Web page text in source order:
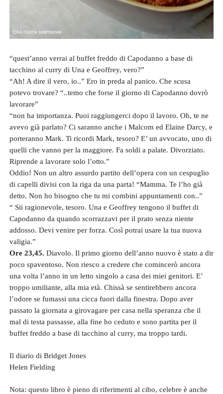
“quest’anno verrai al buffet freddo di Capodanno a base di
tacchino al curry di Una e Geoffrey, vero?”
“Ah! A dire il vero, io..” Ero in preda al panico. Che scusa
potevo trovare? “..temo che forse il giorno di Capodanno dovrò
lavorare”
“non ha importanza. Puoi raggiungerci dopo il lavoro. Oh, te ne
avevo già parlato? Ci saranno anche i Malcom ed Elaine Darcy, e
porteranno Mark. Ti ricordi Mark, tesoro? E’ un avvocato, uno di
quelli che vanno per la maggiore. Fa soldi a palate. Divorziato.
Riprende a lavorare solo l’otto.”
Oddio! Non un altro assurdo partito dell’opera con un cespuglio
di capelli divisi con la riga da una parta! “Mamma. Te l’ho già
detto. Non ho bisogno che tu mi combini appuntamenti con..”
“ Sii ragionevole, tesoro. Una e Geoffrey tengono il buffet di
Capodanno da quando scorrazzavi per il prato senza niente
addosso. Devi venire per forza. Così potrai usare la tua nuova
valigia.”
Ore 23,45. Diavolo. Il primo giorno dell’anno nuovo è stato a dir
poco spaventoso. Non riesco a credere che comincerò ancora
una volta l’anno in un letto singolo a casa dei miei genitori. E’
troppo umiliante, alla mia età. Chissà se sentirebbero ancora
l’odore se fumassi una cicca fuori dalla finestra. Dopo aver
passato la giornata a girovagare per casa nella speranza che il
mal di testa passasse, alla fine ho ceduto e sono partita per il
buffet freddo a base di tacchino al curry, ma troppo tardi.
Il diario di Bridget Jones
Helen Fielding
Nota: questo libro è pieno di riferimenti al cibo, celebre è anche